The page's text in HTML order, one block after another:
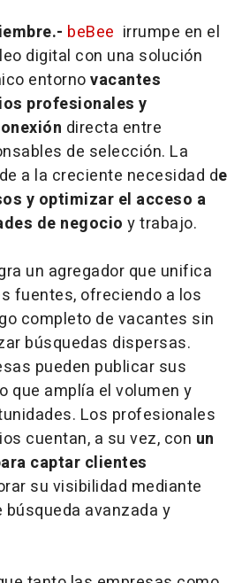
beBee irrumpe en el
digital con una solución
entornovacantes
profesionales y
directa entre
de selección. La
a la creciente necesidad de
y optimizar el acceso a
de negocio y trabajo.
un agregador que unifica
fuentes, ofreciendo a los
completo de vacantes sin
búsquedas dispersas.
pueden publicar sus
que amplía el volumen y
Los profesionales
cuentan, a su vez, con un
captar clientes
su visibilidad mediante
avanzada y